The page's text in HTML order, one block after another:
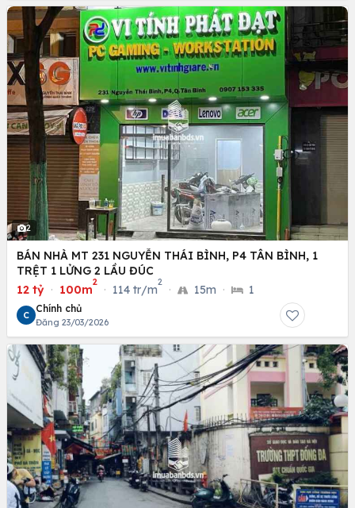
2
BÁN NHÀ MT 231 NGUYỄN THÁI BÌNH, P4 TÂN BÌNH, 1
TRỆT 1 LỬNG 2 LẦU ĐÚC
12 tỷ · 100m
2
· 114 tr/m
2
· 15m · 1
C
Chính chủ
Đăng 23/03/2026